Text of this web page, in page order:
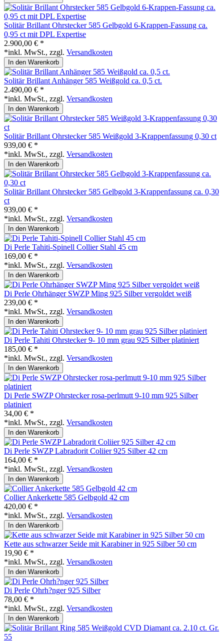
Solitär Brillant Ohrstecker 585 Gelbgold 6-Krappen-Fassung ca.
0,95 ct mit DPL Expertise
2.900,00 € *
*inkl. MwSt., zzgl. Versandkosten
In den Warenkorb
Solitär Brillant Anhänger 585 Weißgold ca. 0,5 ct.
2.490,00 € *
*inkl. MwSt., zzgl. Versandkosten
In den Warenkorb
Solitär Brillant Ohrstecker 585 Weißgold 3-Krappenfassung 0,30 ct
939,00 € *
*inkl. MwSt., zzgl. Versandkosten
In den Warenkorb
Solitär Brillant Ohrstecker 585 Gelbgold 3-Krappenfassung ca. 0,30
ct
939,00 € *
*inkl. MwSt., zzgl. Versandkosten
In den Warenkorb
Di Perle Tahiti-Spinell Collier Stahl 45 cm
169,00 € *
*inkl. MwSt., zzgl. Versandkosten
In den Warenkorb
Di Perle Ohrhänger SWZP Ming 925 Silber vergoldet weiß
239,00 € *
*inkl. MwSt., zzgl. Versandkosten
In den Warenkorb
Di Perle Tahiti Ohrstecker 9- 10 mm grau 925 Silber platiniert
185,00 € *
*inkl. MwSt., zzgl. Versandkosten
In den Warenkorb
Di Perle SWZP Ohrstecker rosa-perlmutt 9-10 mm 925 Silber
platiniert
34,00 € *
*inkl. MwSt., zzgl. Versandkosten
In den Warenkorb
Di Perle SWZP Labradorit Coliier 925 Silber 42 cm
164,00 € *
*inkl. MwSt., zzgl. Versandkosten
In den Warenkorb
Collier Ankerkette 585 Gelbgold 42 cm
420,00 € *
*inkl. MwSt., zzgl. Versandkosten
In den Warenkorb
Kette aus schwarzer Seide mit Karabiner in 925 Silber 50 cm
19,90 € *
*inkl. MwSt., zzgl. Versandkosten
In den Warenkorb
Di Perle Ohrh?nger 925 Silber
78,00 € *
*inkl. MwSt., zzgl. Versandkosten
In den Warenkorb